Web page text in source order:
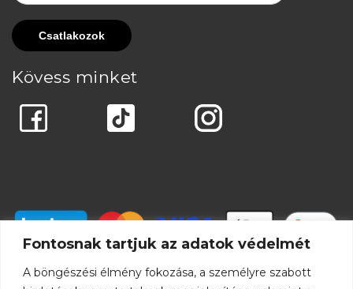
Fontosnak tartjuk az adatok védelmét
A böngészési élmény fokozása, a személyre szabott
Kövess minket